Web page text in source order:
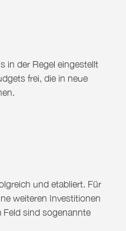
in der Regel eingestellt
frei, die in neue
und etabliert. Für
weiteren Investitionen
sind sogenannte